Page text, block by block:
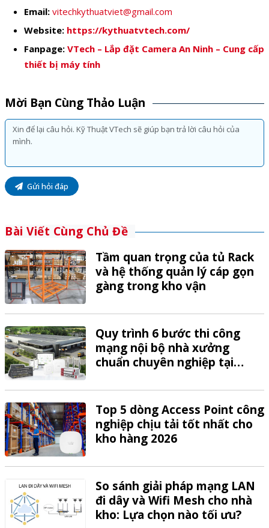
Email: vitechkythuatviet@gmail.com
Website: https://kythuatvtech.com/
Fanpage: VTech – Lắp đặt Camera An Ninh – Cung cấp
thiết bị máy tính
Mời Bạn Cùng Thảo Luận
Gửi hỏi đáp
Bài Viết Cùng Chủ Đề
Tầm quan trọng của tủ Rack
và hệ thống quản lý cáp gọn
gàng trong kho vận
Quy trình 6 bước thi công
mạng nội bộ nhà xưởng
chuẩn chuyên nghiệp tại
Top 5 dòng Access Point công
nghiệp chịu tải tốt nhất cho
kho hàng 2026
So sánh giải pháp mạng LAN
đi dây và Wifi Mesh cho nhà
kho: Lựa chọn nào tối ưu?